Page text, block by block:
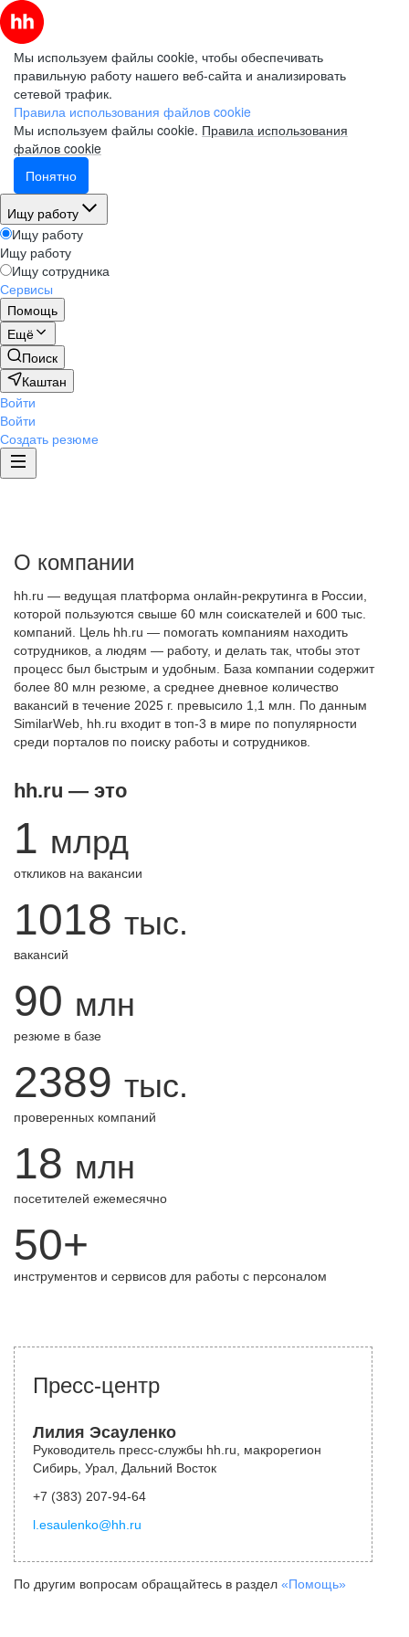
Мы используем файлы cookie, чтобы обеспечивать
правильную работу нашего веб-сайта и анализировать
сетевой трафик.
Правила использования файлов cookie
Мы используем файлы cookie. Правила использования
файлов cookie
Понятно
Ищу работу
Ищу работу
Ищу работу
Ищу сотрудника
Сервисы
Помощь
Ещё
Поиск
Каштан
Войти
Войти
Создать резюме
О компании
hh.ru — ведущая платформа онлайн-рекрутинга в России,
которой пользуются свыше 60 млн соискателей и 600 тыс.
компаний. Цель hh.ru — помогать компаниям находить
сотрудников, а людям — работу, и делать так, чтобы этот
процесс был быстрым и удобным. База компании содержит
более 80 млн резюме, а среднее дневное количество
вакансий в течение 2025 г. превысило 1,1 млн. По данным
SimilarWeb, hh.ru входит в топ-3 в мире по популярности
среди порталов по поиску работы и сотрудников.
hh.ru — это
1 млрд
откликов на вакансии
1018 тыс.
вакансий
90 млн
резюме в базе
2389 тыс.
проверенных компаний
18 млн
посетителей ежемесячно
50+
инструментов и сервисов для работы с персоналом
Пресс-центр
Лилия Эсауленко
Руководитель пресс-службы hh.ru, макрорегион
Сибирь, Урал, Дальний Восток
+7 (383) 207-94-64
l.esaulenko@hh.ru
По другим вопросам обращайтесь в раздел «Помощь»